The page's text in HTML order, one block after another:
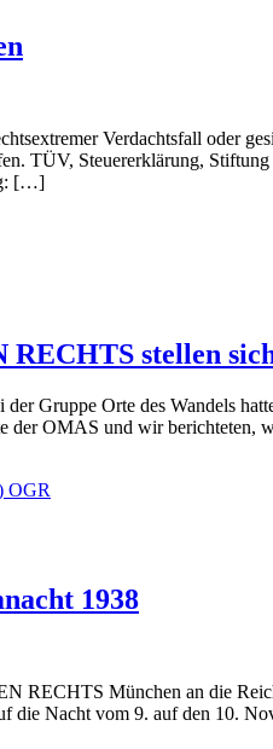
Verdachtsfall oder
TÜV, Steuererklärung,
[…]
stellen
Gruppe Orte des Wandels
OMAS und wir berichteten,
1938
RECHTS München an die
die Nacht vom 9. auf den 10.